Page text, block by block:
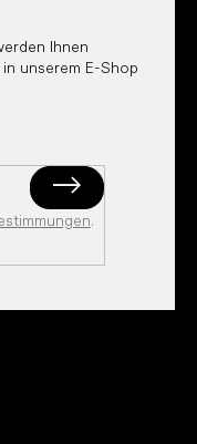
Ihnen
unserem E-Shop
.